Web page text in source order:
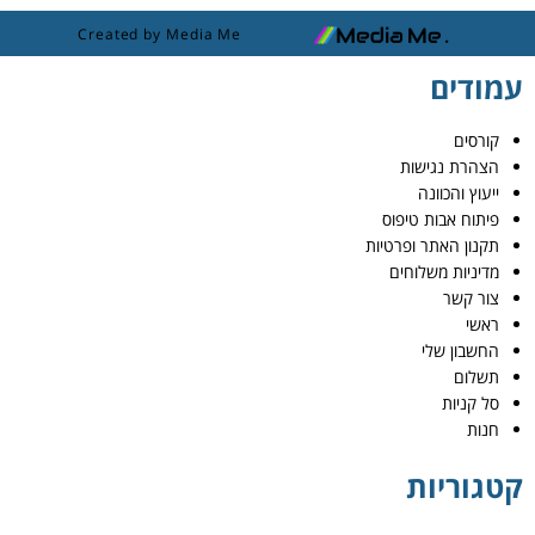
Created by Media Me
עמודים
קורסים
הצהרת נגישות
ייעוץ והכוונה
פיתוח אבות טיפוס
תקנון האתר ופרטיות
מדיניות משלוחים
צור קשר
ראשי
החשבון שלי
תשלום
סל קניות
חנות
קטגוריות